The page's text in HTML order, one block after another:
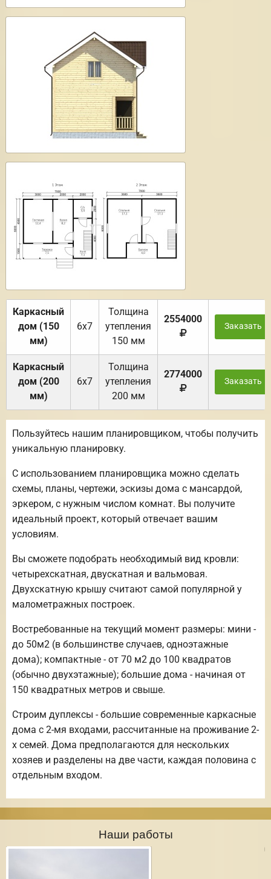
Каркасный
дом (150
мм)
6х7
Толщина
утепления
150 мм
2554000
Заказать
Каркасный
дом (200
мм)
6х7
Толщина
утепления
200 мм
2774000
Заказать
Пользуйтесь нашим планировщиком, чтобы получить
уникальную планировку.
С использованием планировщика можно сделать
схемы, планы, чертежи, эскизы дома с мансардой,
эркером, с нужным числом комнат. Вы получите
идеальный проект, который отвечает вашим
условиям.
Вы сможете подобрать необходимый вид кровли:
четырехскатная, двускатная и вальмовая.
Двухскатную крышу считают самой популярной у
малометражных построек.
Востребованные на текущий момент размеры: мини -
до 50м2 (в большинстве случаев, одноэтажные
дома); компактные - от 70 м2 до 100 квадратов
(обычно двухэтажные); большие дома - начиная от
150 квадратных метров и свыше.
Строим дуплексы - большие современные каркасные
дома с 2-мя входами, рассчитанные на проживание 2-
х семей. Дома предполагаются для нескольких
хозяев и разделены на две части, каждая половина с
отдельным входом.
Наши работы